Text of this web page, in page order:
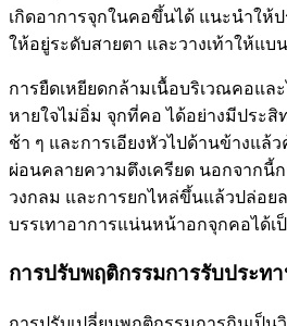
เกิดอาการจุกในคอขึ้นได้ แนะนำให้
ให้อยู่ระดับสายตา และวางเท้าให้แ
การยืดเหยียดกล้ามเนื้อบริเวณคอแล
หายใจไม่อิ่ม จุกที่คอ ได้อย่างมีประ
ช้า ๆ และการเอียงหัวไปด้านข้างแล้ว
ผ่อนคลายความตึงเครียด นอกจากนี้
วงกลม และการยกไหล่ขึ้นแล้วปล่อยล
บรรเทาอาการแน่นหน้าอกจุกคอได้เ
การปรับพฤติกรรมการรับประท